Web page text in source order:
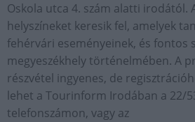
Oskola utca 4. szám alatti irodától.
helyszíneket keresik fel, amelyek
fehérvári eseményeinek, és fontos
megyeszékhely történelmében. A
részvétel ingyenes, de
lehet a Tourinform Irodában a 22/
telefonszámon, vagy az